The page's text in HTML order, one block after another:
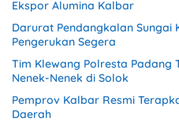
Ekspor Alumina Kalbar
Darurat Pendangkalan Sungai
Pengerukan Segera
Tim Klewang Polresta Padang
Nenek-Nenek di Solok
Pemprov Kalbar Resmi
Daerah